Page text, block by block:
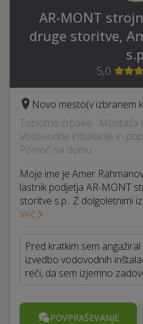
AR-MONT
druge storitve,
5,0
Novo mesto(v izbranem
Toplotne črpalke · Montaža
Vodovodne inštalacije in
Pomoč na domu
Moje ime je Amer
lastnik podjetja AR-MONT
storitve s.p.. Z dolgoletnimi
Več
Pred kratkim sem
izvedbo vodovodnih
reči, da sem izjemno
POVPRAŠEVANJE